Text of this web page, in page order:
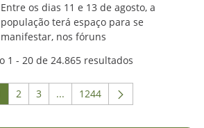
Entre os dias 11 e 13 de agosto, a
população terá espaço para se
manifestar, nos fóruns
1 - 20 de 24.865 resultados
Página
2 Página
3 ...Páginas intermediárias Usar
Página
1244